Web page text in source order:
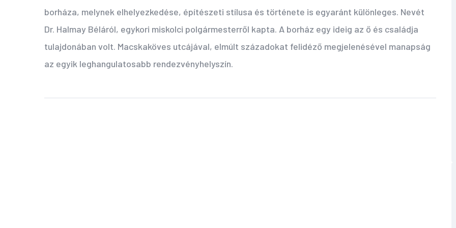
borháza, melynek elhelyezkedése, építészeti stílusa és története is egyaránt különleges. Nevét
Dr. Halmay Béláról, egykori miskolci polgármesterről kapta. A borház egy ideig az ő és családja
tulajdonában volt. Macskaköves utcájával, elmúlt századokat felidéző megjelenésével manapság
az egyik leghangulatosabb rendezvényhelyszín.